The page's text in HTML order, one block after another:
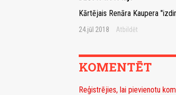
Kārtējais Renāra Kaupera
24.jūl 2018 Atbildēt
KOMENTĒT
Reģistrējies, lai pievienotu